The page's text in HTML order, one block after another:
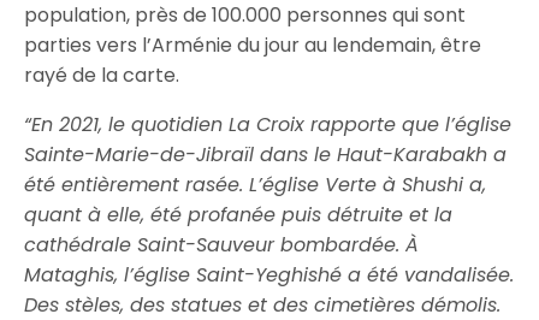
population, près de 100.000 personnes qui sont
parties vers l’Arménie du jour au lendemain, être
rayé de la carte.
“En 2021, le quotidien La Croix rapporte que l’église
Sainte-Marie-de-Jibraïl dans le Haut-Karabakh a
été entièrement rasée. L’église Verte à Shushi a,
quant à elle, été profanée puis détruite et la
cathédrale Saint-Sauveur bombardée. À
Mataghis, l’église Saint-Yeghishé a été vandalisée.
Des stèles, des statues et des cimetières démolis.